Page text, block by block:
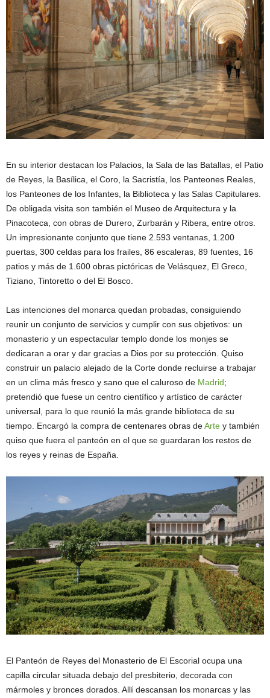
En su interior destacan los Palacios, la Sala de las Batallas, el Patio
de Reyes, la Basílica, el Coro, la Sacristía, los Panteones Reales,
los Panteones de los Infantes, la Biblioteca y las Salas Capitulares.
De obligada visita son también el Museo de Arquitectura y la
Pinacoteca, con obras de Durero, Zurbarán y Ribera, entre otros.
Un impresionante conjunto que tiene 2.593 ventanas, 1.200
puertas, 300 celdas para los frailes, 86 escaleras, 89 fuentes, 16
patios y más de 1.600 obras pictóricas de Velásquez, El Greco,
Tiziano, Tintoretto o del El Bosco.
Las intenciones del monarca quedan probadas, consiguiendo
reunir un conjunto de servicios y cumplir con sus objetivos: un
monasterio y un espectacular templo donde los monjes se
dedicaran a orar y dar gracias a Dios por su protección. Quiso
construir un palacio alejado de la Corte donde recluirse a trabajar
en un clima más fresco y sano que el caluroso de Madrid;
pretendió que fuese un centro científico y artístico de carácter
universal, para lo que reunió la más grande biblioteca de su
tiempo. Encargó la compra de centenares obras deArte y también
quiso que fuera el panteón en el que se guardaran los restos de
los reyes y reinas de España.
El Panteón de Reyes del Monasterio de El Escorial ocupa una
capilla circular situada debajo del presbiterio, decorada con
mármoles y bronces dorados. Allí descansan los monarcas y las